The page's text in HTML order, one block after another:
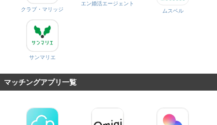
クラブ・マリッジ
エン婚活エージェント
ムスベル
サンマリエ
マッチングアプリ一覧